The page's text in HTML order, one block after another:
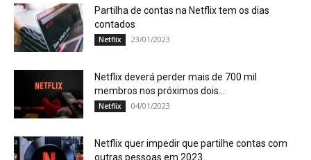
Partilha de contas na Netflix tem os dias
contados
Netflix 23/01/2023
Netflix deverá perder mais de 700 mil
membros nos próximos dois...
Netflix 04/01/2023
Netflix quer impedir que partilhe contas com
outras pessoas em 2023